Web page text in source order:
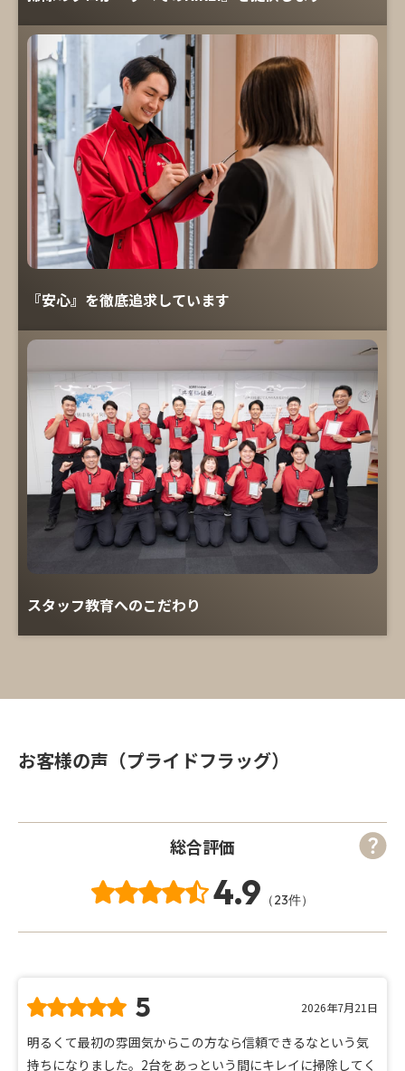
『安心』を徹底追求しています
スタッフ教育へのこだわり
お客様の声（プライドフラッグ）
総合評価
4.9 （23件）
5 2026年7月21日
明るくて最初の雰囲気からこの方なら信頼できるなという気
持ちになりました。2台をあっという間にキレイに掃除してく